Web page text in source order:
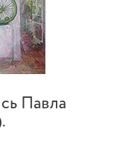
Павла